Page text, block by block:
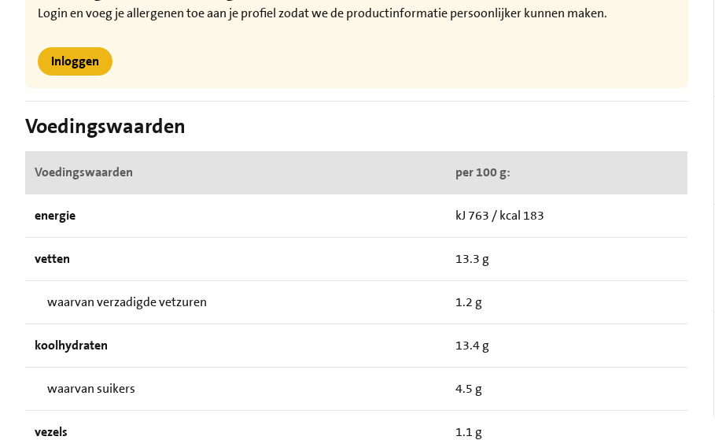
Login en voeg je allergenen toe aan je profiel zodat we de productinformatie persoonlijker kunnen maken.
Inloggen
Voedingswaarden
Voedingswaarden per 100 g:
energie kJ 763 / kcal 183
vetten 13.3 g
waarvan verzadigde vetzuren 1.2 g
koolhydraten 13.4 g
waarvan suikers 4.5 g
vezels 1.1 g